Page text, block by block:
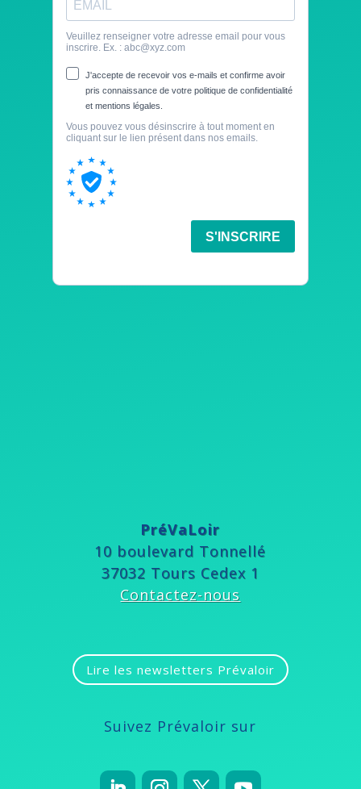
PréVaLoir
10 boulevard Tonnellé
37032 Tours Cedex 1
Contactez-nous
Lire les newsletters Prévaloir
Suivez Prévaloir sur